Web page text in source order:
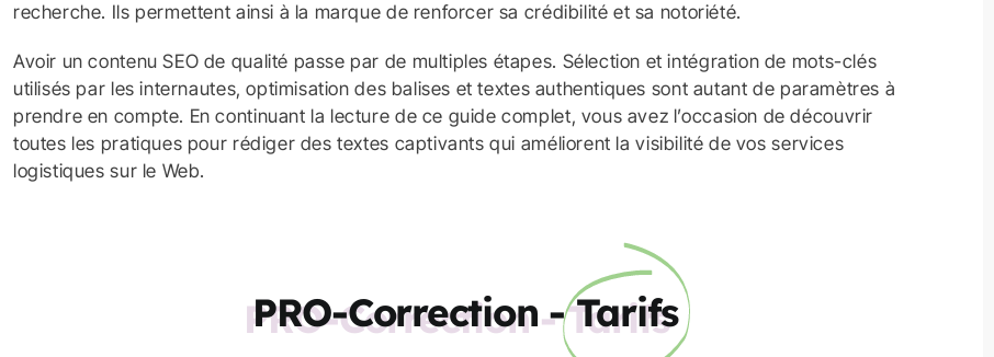
recherche. Ils permettent ainsi à la marque de renforcer sa crédibilité et sa notoriété.
Avoir un contenu SEO de qualité passe par de multiples étapes. Sélection et intégration de mots-clés
utilisés par les internautes, optimisation des balises et textes authentiques sont autant de paramètres à
prendre en compte. En continuant la lecture de ce guide complet, vous avez l’occasion de découvrir
toutes les pratiques pour rédiger des textes captivants qui améliorent la visibilité de vos services
logistiques sur le Web.
PRO-Correction -Tarifs